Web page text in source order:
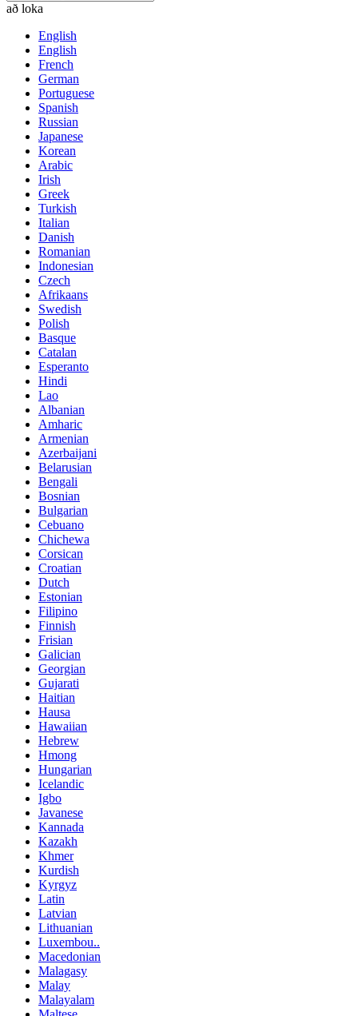
að loka
English
English
French
German
Portuguese
Spanish
Russian
Japanese
Korean
Arabic
Irish
Greek
Turkish
Italian
Danish
Romanian
Indonesian
Czech
Afrikaans
Swedish
Polish
Basque
Catalan
Esperanto
Hindi
Lao
Albanian
Amharic
Armenian
Azerbaijani
Belarusian
Bengali
Bosnian
Bulgarian
Cebuano
Chichewa
Corsican
Croatian
Dutch
Estonian
Filipino
Finnish
Frisian
Galician
Georgian
Gujarati
Haitian
Hausa
Hawaiian
Hebrew
Hmong
Hungarian
Icelandic
Igbo
Javanese
Kannada
Kazakh
Khmer
Kurdish
Kyrgyz
Latin
Latvian
Lithuanian
Luxembou..
Macedonian
Malagasy
Malay
Malayalam